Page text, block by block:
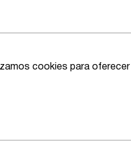
cookies para